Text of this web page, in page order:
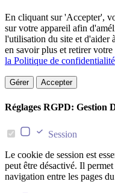
En cliquant sur 'Accepter',
sur votre appareil afin
l'utilisation du site et d'aider
en savoir plus et retirer
la Politique de confidentialité
Gérer Accepter
Réglages RGPD: Gestion
Session
Le cookie de session est
peut être désactivé. Il
navigation entre les pages